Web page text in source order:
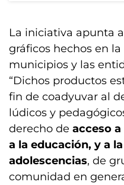
La iniciativa apunta
gráficos hechos en
municipios y las
“Dichos productos
fin de coadyuvar al
lúdicos y
derecho de acceso
a la educación, y a
adolescencias, de
comunidad en